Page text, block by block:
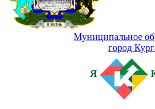
Муниципальное
город
Я